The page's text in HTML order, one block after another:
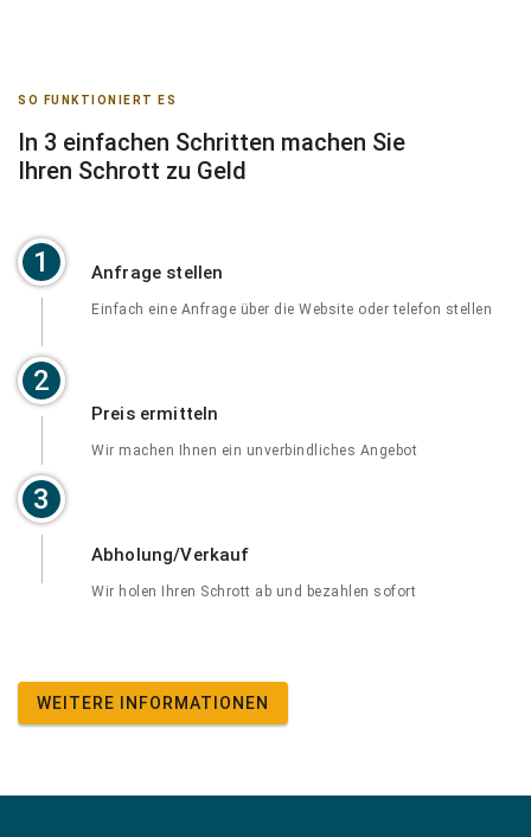
SO FUNKTIONIERT ES
In 3 einfachen Schritten machen Sie
Ihren Schrott zu Geld
1
2
3
Anfrage stellen
Einfach eine Anfrage über die Website oder telefon stellen
Preis ermitteln
Wir machen Ihnen ein unverbindliches Angebot
Abholung/Verkauf
Wir holen Ihren Schrott ab und bezahlen sofort
WEITERE INFORMATIONEN